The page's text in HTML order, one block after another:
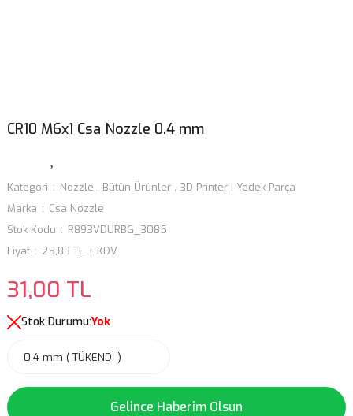
CR10 M6x1 Csa Nozzle 0.4 mm
Kategori Nozzle , Bütün Ürünler , 3D Printer | Yedek Parça
Marka
Csa Nozzle
Stok Kodu
R893VDURBG_3085
Fiyat
25,83 TL + KDV
31,00 TL
Stok Durumu:Yok
Gelince Haberim Olsun